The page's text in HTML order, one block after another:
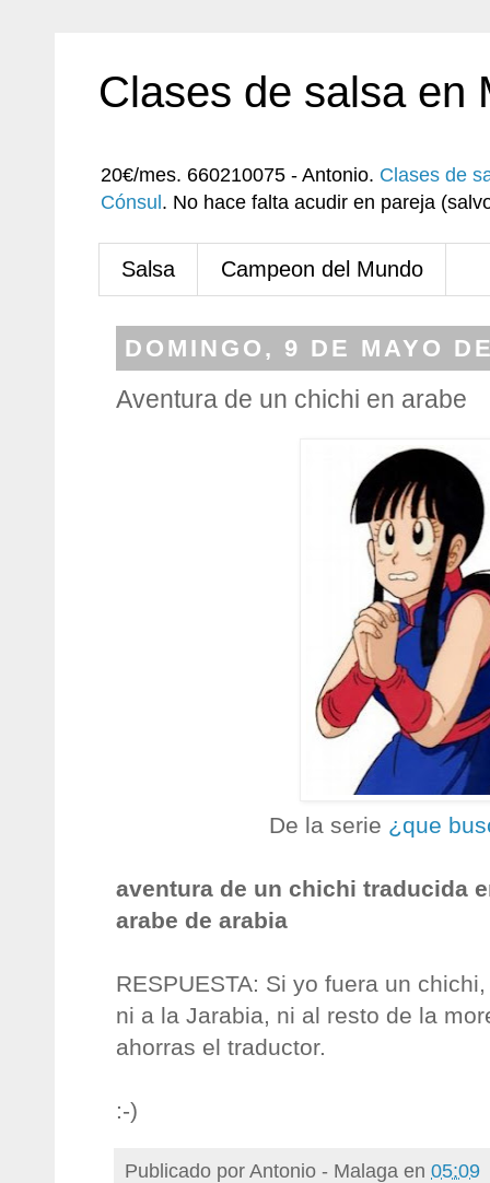
Clases de salsa en
20€/mes. 660210075 - Antonio. Clases de
Cónsul . No hace falta acudir en pareja
Salsa Campeon del Mundo
DOMINGO, 9 DE MAYO
Aventura de un chichi en arabe
De la serie ¿que
aventura de un chichi traducida
arabe de arabia
RESPUESTA: Si yo fuera un
ni a la Jarabia, ni al resto de la
ahorras el traductor.
:-)
Publicado porAntonio - Malaga en 05:09